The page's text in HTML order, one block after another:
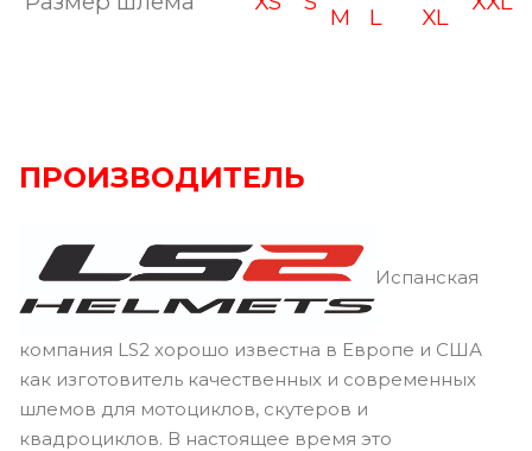
M L XL
ПРОИЗВОДИТЕЛЬ
Испанская
компания LS2 хорошо известна в Европе и США
как изготовитель качественных и современных
шлемов для мотоциклов, скутеров и
квадроциклов. В настоящее время это